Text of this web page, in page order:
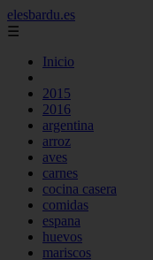
elesbardu.es
☰
Inicio
2015
2016
argentina
arroz
aves
carnes
cocina casera
comidas
espana
huevos
mariscos